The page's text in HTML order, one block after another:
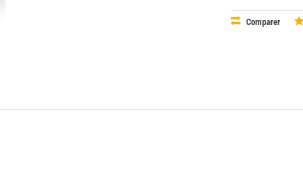
Comparer